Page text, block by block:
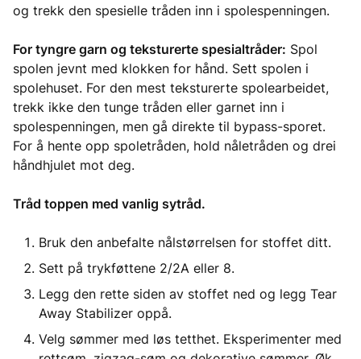
og trekk den spesielle tråden inn i spolespenningen.
For tyngre garn og teksturerte spesialtråder: Spol
spolen jevnt med klokken for hånd. Sett spolen i
spolehuset. For den mest teksturerte spolearbeidet,
trekk ikke den tunge tråden eller garnet inn i
spolespenningen, men gå direkte til bypass-sporet.
For å hente opp spoletråden, hold nåletråden og drei
håndhjulet mot deg.
Tråd toppen med vanlig sytråd.
Bruk den anbefalte nålstørrelsen for stoffet ditt.
Sett på trykføttene 2/2A eller 8.
Legg den rette siden av stoffet ned og legg Tear
Away Stabilizer oppå.
Velg sømmer med løs tetthet. Eksperimenter med